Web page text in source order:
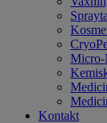
Micro-
Kontakt